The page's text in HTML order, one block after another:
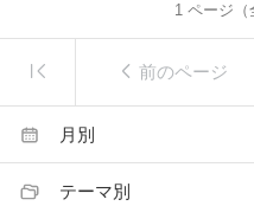
1ページ（
前のページ
月別
テーマ別